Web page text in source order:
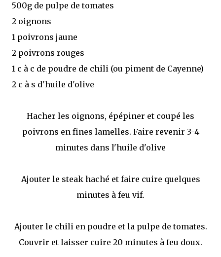
500g de pulpe de tomates
2 oignons
1 poivrons jaune
2 poivrons rouges
1 c à c de poudre de chili (ou piment de Cayenne)
2 c à s d'huile d'olive
Hacher les oignons, épépiner et coupé les
poivrons en fines lamelles. Faire revenir 3-4
minutes dans l'huile d'olive
Ajouter le steak haché et faire cuire quelques
minutes à feu vif.
Ajouter le chili en poudre et la pulpe de tomates.
Couvrir et laisser cuire 20 minutes à feu doux.